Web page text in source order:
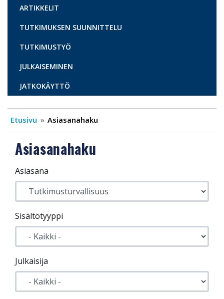
ARTIKKELIT
TUTKIMUKSEN SUUNNITTELU
TUTKIMUSTYÖ
JULKAISEMINEN
JATKOKÄYTTÖ
Etusivu Asiasanahaku
Asiasanahaku
Asiasana
Sisältötyyppi
Julkaisija